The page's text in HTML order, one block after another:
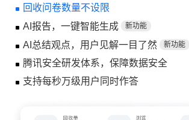
回收问卷数量不设限
AI报告，一键智能生成
新功能
AI总结观点，用户见解一目了然 新功能
腾讯安全研发体系，保障数据安全
支持每秒万级用户同时作答